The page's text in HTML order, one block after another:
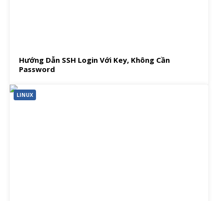
Hướng Dẫn SSH Login Với Key, Không Cần
Password
LINUX